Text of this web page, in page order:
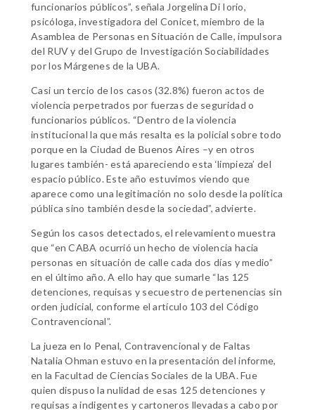
funcionarios públicos”, señala Jorgelina Di Iorio,
psicóloga, investigadora del Conicet, miembro de la
Asamblea de Personas en Situación de Calle, impulsora
del RUV y del Grupo de Investigación Sociabilidades
por los Márgenes de la UBA.
Casi un tercio de los casos (32.8%) fueron actos de
violencia perpetrados por fuerzas de seguridad o
funcionarios públicos. “Dentro de la violencia
institucional la que más resalta es la policial sobre todo
porque en la Ciudad de Buenos Aires –y en otros
lugares también- está apareciendo esta ‘limpieza’ del
espacio público. Este año estuvimos viendo que
aparece como una legitimación no solo desde la política
pública sino también desde la sociedad”, advierte.
Según los casos detectados, el relevamiento muestra
que “en CABA ocurrió un hecho de violencia hacia
personas en situación de calle cada dos días y medio”
en el último año. A ello hay que sumarle “las 125
detenciones, requisas y secuestro de pertenencias sin
orden judicial, conforme el artículo 103 del Código
Contravencional”.
La jueza en lo Penal, Contravencional y de Faltas
Natalia Ohman estuvo en la presentación del informe,
en la Facultad de Ciencias Sociales de la UBA. Fue
quien dispuso la nulidad de esas 125 detenciones y
requisas a indigentes y cartoneros llevadas a cabo por